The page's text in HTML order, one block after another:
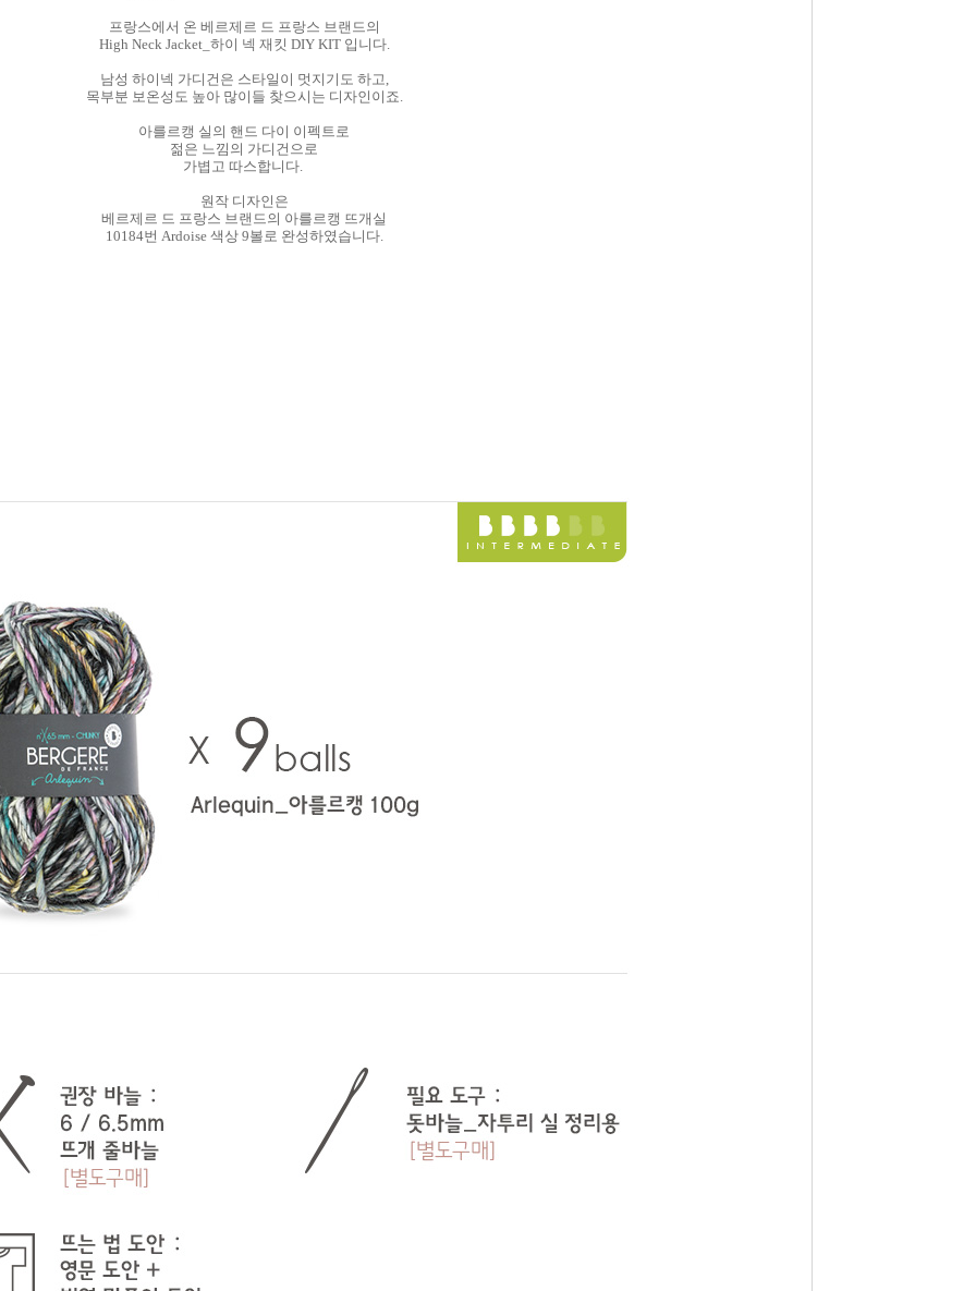
프랑스에서 온 베르제르 드 프랑스 브랜드의
High Neck Jacket_하이 넥 재킷 DIY KIT 입니다.
남성 하이넥 가디건은 스타일이 멋지기도 하고,
목부분 보온성도 높아 많이들 찾으시는 디자인이죠.
아를르캥 실의 핸드 다이 이펙트로
젊은 느낌의 가디건으로
가볍고 따스합니다.
원작 디자인은
베르제르 드 프랑스 브랜드의 아를르캥 뜨개실
10184번 Ardoise 색상 9볼로 완성하였습니다.